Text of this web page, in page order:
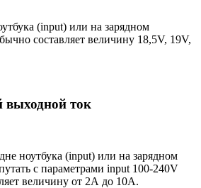
(input) или на зарядном
составляет величину 18,5V, 19V,
ток
ноутбука (input) или на зарядном
с параметрами input 100-240V
величину от 2А до 10A.